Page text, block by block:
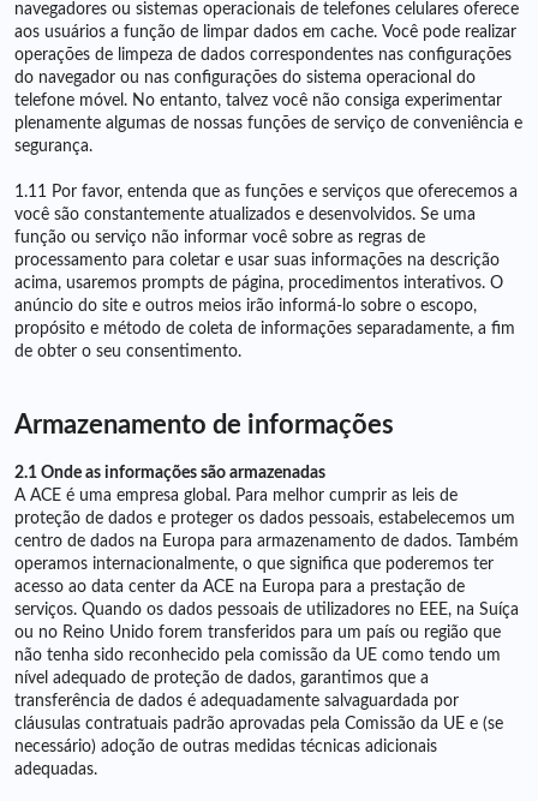
navegadores ou sistemas operacionais de telefones celulares oferece
aos usuários a função de limpar dados em cache. Você pode realizar
operações de limpeza de dados correspondentes nas configurações
do navegador ou nas configurações do sistema operacional do
telefone móvel. No entanto, talvez você não consiga experimentar
plenamente algumas de nossas funções de serviço de conveniência e
segurança.
1.11 Por favor, entenda que as funções e serviços que oferecemos a
você são constantemente atualizados e desenvolvidos. Se uma
função ou serviço não informar você sobre as regras de
processamento para coletar e usar suas informações na descrição
acima, usaremos prompts de página, procedimentos interativos. O
anúncio do site e outros meios irão informá-lo sobre o escopo,
propósito e método de coleta de informações separadamente, a fim
de obter o seu consentimento.
Armazenamento de informações
2.1 Onde as informações são armazenadas
A ACE é uma empresa global. Para melhor cumprir as leis de
proteção de dados e proteger os dados pessoais, estabelecemos um
centro de dados na Europa para armazenamento de dados. Também
operamos internacionalmente, o que significa que poderemos ter
acesso ao data center da ACE na Europa para a prestação de
serviços. Quando os dados pessoais de utilizadores no EEE, na Suíça
ou no Reino Unido forem transferidos para um país ou região que
não tenha sido reconhecido pela comissão da UE como tendo um
nível adequado de proteção de dados, garantimos que a
transferência de dados é adequadamente salvaguardada por
cláusulas contratuais padrão aprovadas pela Comissão da UE e (se
necessário) adoção de outras medidas técnicas adicionais
adequadas.